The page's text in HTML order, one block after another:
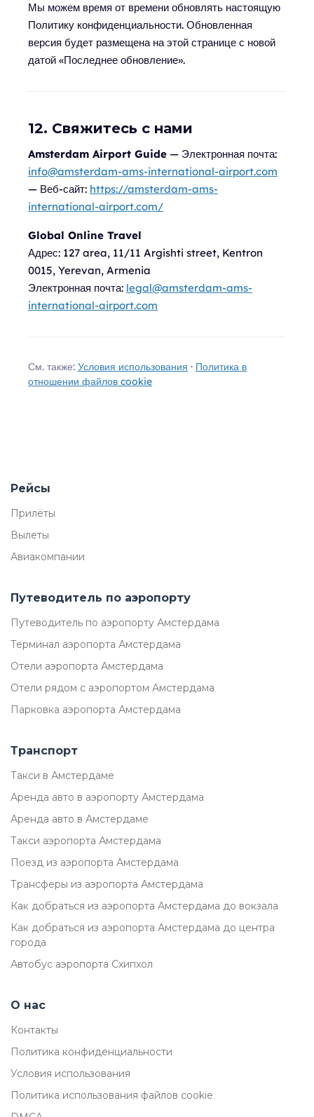
Мы можем время от времени обновлять настоящую
Политику конфиденциальности. Обновленная
версия будет размещена на этой странице с новой
датой «Последнее обновление».
12. Свяжитесь с нами
Amsterdam Airport Guide — Электронная почта:
info@amsterdam-ams-international-airport.com
— Веб-сайт: https://amsterdam-ams-
international-airport.com/
Global Online Travel
Адрес: 127 area, 11/11 Argishti street, Kentron
0015, Yerevan, Armenia
Электронная почта: legal@amsterdam-ams-
international-airport.com
См. также: Условия использования · Политика в
отношении файлов cookie
Рейсы
Прилёты
Вылеты
Авиакомпании
Путеводитель по аэропорту
Путеводитель по аэропорту Амстердама
Терминал аэропорта Амстердама
Отели аэропорта Амстердама
Отели рядом с аэропортом Амстердама
Парковка аэропорта Амстердама
Транспорт
Такси в Амстердаме
Аренда авто в аэропорту Амстердама
Аренда авто в Амстердаме
Такси аэропорта Амстердама
Поезд из аэропорта Амстердама
Трансферы из аэропорта Амстердама
Как добраться из аэропорта Амстердама до вокзала
Как добраться из аэропорта Амстердама до центра
города
Автобус аэропорта Схипхол
О нас
Контакты
Политика конфиденциальности
Условия использования
Политика использования файлов cookie